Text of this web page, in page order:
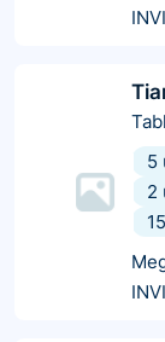
5
2